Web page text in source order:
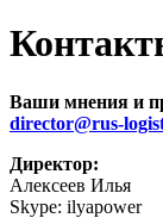
Ваши мнения и
director@rus-
Директор:
Алексеев Илья
Skype: ilyapower